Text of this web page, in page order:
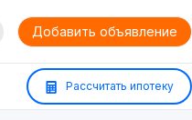
Добавить объявление
Рассчитать ипотеку